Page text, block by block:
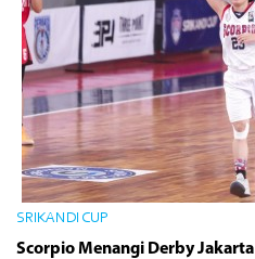
SRIKANDI CUP
Scorpio Menangi Derby Jakarta